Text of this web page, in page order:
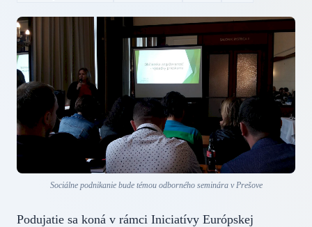
Sociálne podnikanie bude témou odborného seminára v Prešove
Podujatie sa koná v rámci Iniciatívy Európskej